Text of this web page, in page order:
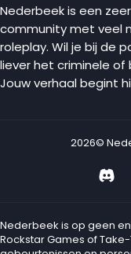
Nederbeek is een
community met veel
roleplay. Wil je bij de
liever het criminele of
Jouw verhaal begint
2026©
Nederbeek is op geen
Rockstar Games of